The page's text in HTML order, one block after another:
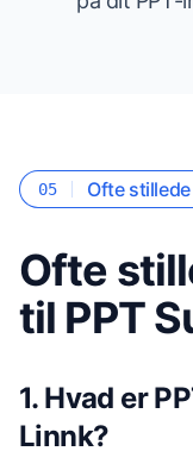
05 Ofte
Ofte
til PPT
1. Hvad er
Linnk?